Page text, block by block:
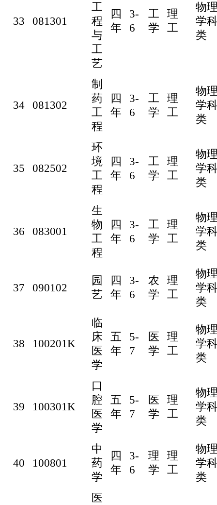
33 081301
工
程
与
工
艺
四
年
3-
6
工
学
理
工
物
学
类
34 081302
制
药
工
程
四
年
3-
6
工
学
理
工
物
学
类
35 082502
环
境
工
程
四
年
3-
6
工
学
理
工
物
学
类
36 083001
生
物
工
程
四
年
3-
6
工
学
理
工
物
学
类
37 090102
园
艺
四
年
3-
6
农
学
理
工
物
学
类
38 100201K
临
床
医
学
五
年
5-
7
医
学
理
工
物
学
类
39 100301K
口
腔
医
学
五
年
5-
7
医
学
理
工
物
学
类
40 100801
中
药
学
四
年
3-
6
理
学
理
工
物
学
类
医